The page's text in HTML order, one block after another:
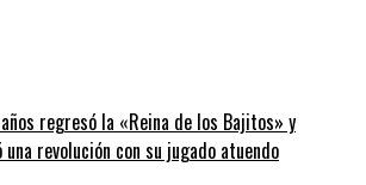
regresó la «Reina de los Bajitos» y
revolución con su jugado atuendo